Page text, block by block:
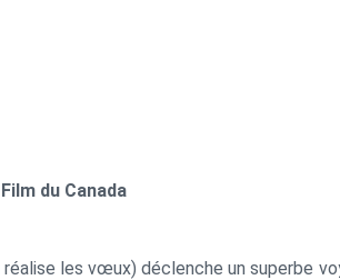
du Canada
les vœux) déclenche un superbe